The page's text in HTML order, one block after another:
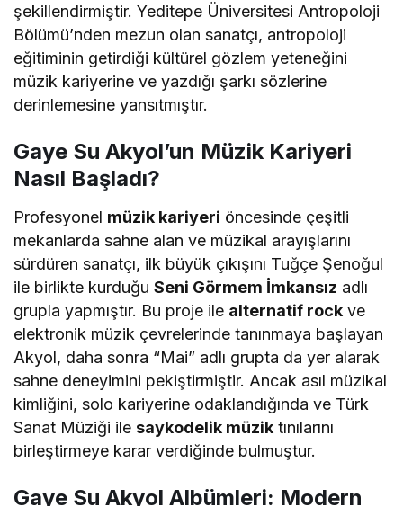
şekillendirmiştir. Yeditepe Üniversitesi Antropoloji
Bölümü’nden mezun olan sanatçı, antropoloji
eğitiminin getirdiği kültürel gözlem yeteneğini
müzik kariyerine ve yazdığı şarkı sözlerine
derinlemesine yansıtmıştır.
Gaye Su Akyol’un Müzik Kariyeri
Nasıl Başladı?
Profesyonel müzik kariyeri öncesinde çeşitli
mekanlarda sahne alan ve müzikal arayışlarını
sürdüren sanatçı, ilk büyük çıkışını Tuğçe Şenoğul
ile birlikte kurduğuSeni Görmem İmkansız adlı
grupla yapmıştır. Bu proje ile alternatif rock ve
elektronik müzik çevrelerinde tanınmaya başlayan
Akyol, daha sonra “Mai” adlı grupta da yer alarak
sahne deneyimini pekiştirmiştir. Ancak asıl müzikal
kimliğini, solo kariyerine odaklandığında ve Türk
Sanat Müziği ilesaykodelik müzik tınılarını
birleştirmeye karar verdiğinde bulmuştur.
Gaye Su Akyol Albümleri: Modern